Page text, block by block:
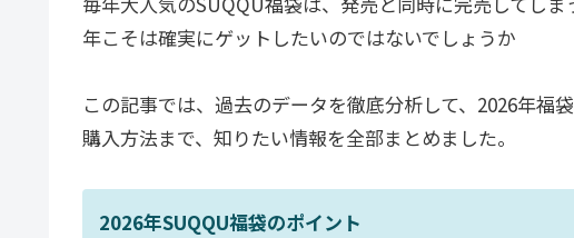
年こそは確実にゲットしたいのではないでしょうか
この記事では、過去のデータを徹底分析して、2026年福
購入方法まで、知りたい情報を全部まとめました。
2026年SUQQU福袋のポイント